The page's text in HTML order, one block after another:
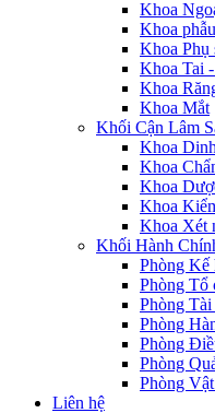
Khoa
Khoa
Khoa Phụ
Khoa Tai
Khoa
Khoa Mắt
Khối Cận Lâm
Khoa
Khoa
Khoa
Khoa
Khoa Xét
Khối Hành
Phòng Kế
Phòng Tổ
Phòng
Phòng
Phòng
Phòng
Phòng
Liên hệ